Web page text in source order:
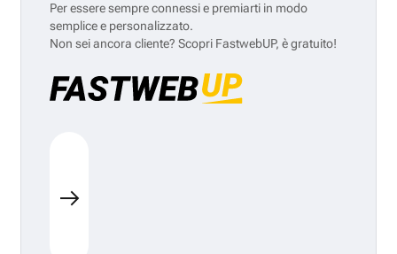
Per essere sempre connessi e premiarti in modo
semplice e personalizzato.
Non sei ancora cliente? Scopri FastwebUP, è gratuito!